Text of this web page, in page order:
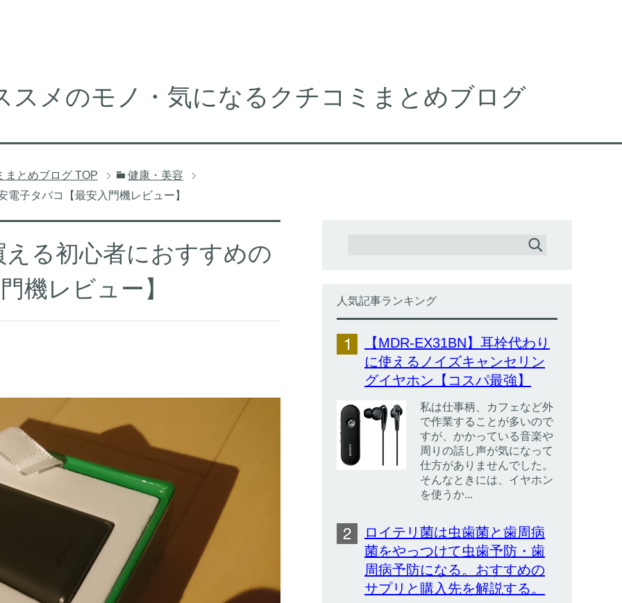
スメのモノ・気になるクチコミまとめブログ
まとめブログ TOP
健康・美容
子タバコ【最安入門機レビュー】
る初心者におすすめの
機レビュー】
人気記事ランキング
【MDR-EX31BN】耳栓代わり
に使えるノイズキャンセリン
グイヤホン【コスパ最強】
私は仕事柄、カフェなど外
で作業することが多いので
すが、かかっている音楽や
周りの話し声が気になって
仕方がありませんでした。
そんなときには、イヤホン
を使うか...
ロイテリ菌は虫歯菌と歯周病
菌をやっつけて虫歯予防・歯
周病予防になる。おすすめの
サプリと購入先を解説する。